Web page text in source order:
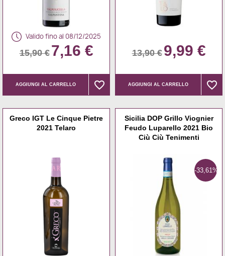
Valido fino al 08/12/2025
15,90 € 7,16 €
AGGIUNGI AL CARRELLO favorite_border
favorite_border
13,90 € 9,99 €
AGGIUNGI AL CARRELLO favorite_border
favorite_border
Greco IGT Le Cinque Pietre
2021 Telaro
Sicilia DOP Grillo Viognier
Feudo Luparello 2021 Bio
Ciù Ciù Tenimenti
-33,61%